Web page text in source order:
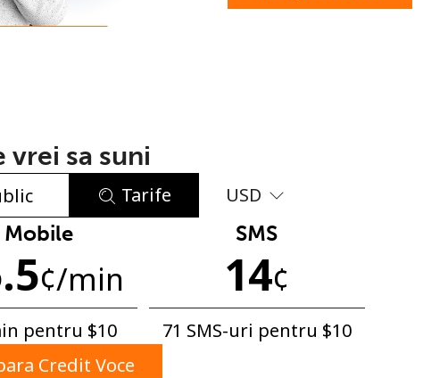
Minim 8 litere
O majuscula si o litera mica
Un numar
Un simbol/litera speciala
vrei sa suni
Tarife USD
Mobile
¢/min
pentru ⁦$10⁩
SMS
14¢
71 SMS-uri pentru ⁦$10⁩
Credit Voce